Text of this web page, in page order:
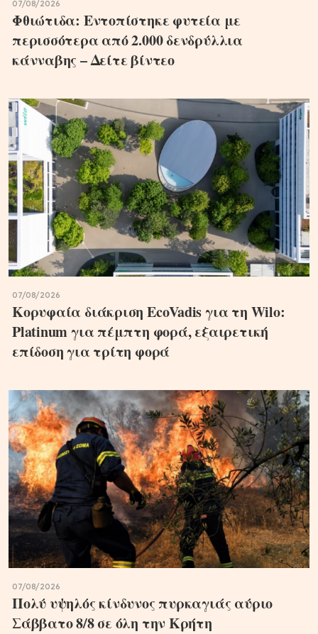
07/08/2026
Φθιώτιδα: Εντοπίστηκε φυτεία με
περισσότερα από 2.000 δενδρύλλια
κάνναβης – Δείτε βίντεο
07/08/2026
Κορυφαία διάκριση EcoVadis για τη Wilo:
Platinum για πέμπτη φορά, εξαιρετική
επίδοση για τρίτη φορά
07/08/2026
Πολύ υψηλός κίνδυνος πυρκαγιάς αύριο
Σάββατο 8/8 σε όλη την Κρήτη